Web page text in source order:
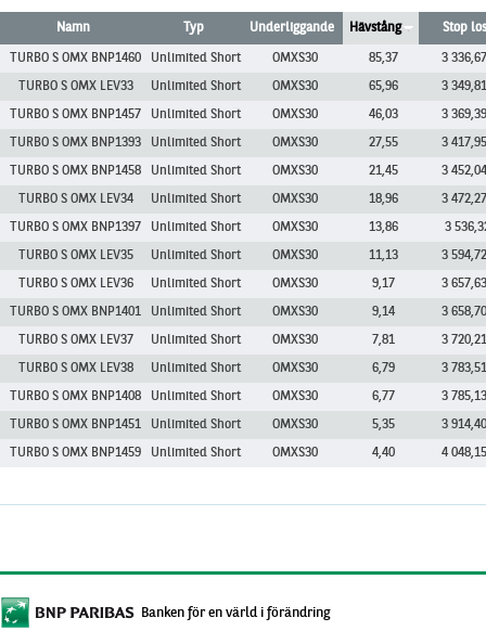
Namn Typ Underliggande Hävstång Stop
TURBO S OMX BNP1460 Unlimited Short OMXS30 85,37 3
TURBO S OMX LEV33 Unlimited Short OMXS30 65,96 3
TURBO S OMX BNP1457 Unlimited Short OMXS30 46,03 3
TURBO S OMX BNP1393 Unlimited Short OMXS30 27,55 3
TURBO S OMX BNP1458 Unlimited Short OMXS30 21,45 3
TURBO S OMX LEV34 Unlimited Short OMXS30 18,96 3
TURBO S OMX BNP1397 Unlimited Short OMXS30 13,86 3
TURBO S OMX LEV35 Unlimited Short OMXS30 11,13 3
TURBO S OMX LEV36 Unlimited Short OMXS30 9,17 3
TURBO S OMX BNP1401 Unlimited Short OMXS30 9,14 3
TURBO S OMX LEV37 Unlimited Short OMXS30 7,81 3
TURBO S OMX LEV38 Unlimited Short OMXS30 6,79 3
TURBO S OMX BNP1408 Unlimited Short OMXS30 6,77 3
TURBO S OMX BNP1451 Unlimited Short OMXS30 5,35 3
TURBO S OMX BNP1459 Unlimited Short OMXS30 4,40 4
Banken för en värld i förändring